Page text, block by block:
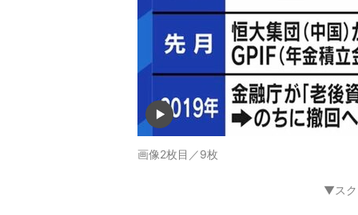
画像2枚目／9枚
▼スク